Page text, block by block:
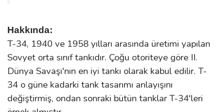
Hakkında:
T-34, 1940 ve 1958 yılları arasında üretimi yapılan
Sovyet orta sınıf tankıdır. Çoğu otoriteye göre II.
Dünya Savaşı'nın en iyi tankı olarak kabul edilir. T-
34 o güne kadarki tank tasarımı anlayışını
değiştirmiş, ondan sonraki bütün tanklar T-34'leri